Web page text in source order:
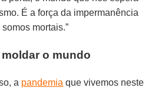
É a força da impermanência
mortais.”
o mundo
a pandemia que vivemos neste